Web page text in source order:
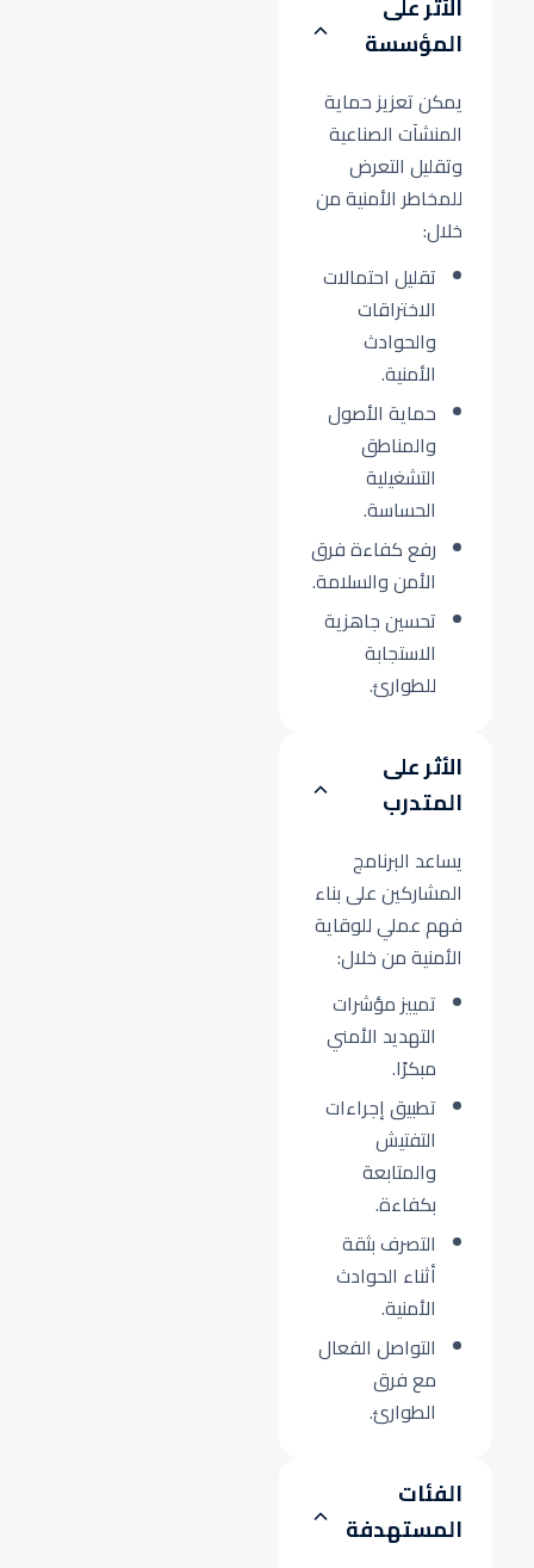
المؤسسة
يمكن تعزيز حماية
المنشآت الصناعية
وتقليل التعرض
للمخاطر الأمنية من
خلال:
تقليل احتمالات
الاختراقات
والحوادث
الأمنية.
حماية الأصول
والمناطق
التشغيلية
الحساسة.
رفع كفاءة فرق
الأمن والسلامة.
تحسين جاهزية
الاستجابة
للطوارئ.
الأثر على
المتدرب
يساعد البرنامج
المشاركين على بناء
فهم عملي للوقاية
الأمنية من خلال:
تمييز مؤشرات
التهديد الأمني
مبكرًا.
تطبيق إجراءات
التفتيش
والمتابعة
بكفاءة.
التصرف بثقة
أثناء الحوادث
الأمنية.
التواصل الفعال
مع فرق
الطوارئ.
الفئات
المستهدفة